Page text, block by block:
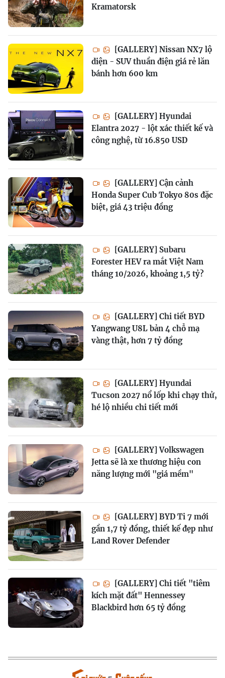
Kramatorsk
[GALLERY] Nissan NX7 lộ
diện - SUV thuần điện giá rẻ lăn
bánh hơn 600 km
[GALLERY] Hyundai
Elantra 2027 - lột xác thiết kế và
công nghệ, từ 16.850 USD
[GALLERY] Cận cảnh
Honda Super Cub Tokyo 80s đặc
biệt, giá 43 triệu đồng
[GALLERY] Subaru
Forester HEV ra mắt Việt Nam
tháng 10/2026, khoảng 1,5 tỷ?
[GALLERY] Chi tiết BYD
Yangwang U8L bản 4 chỗ mạ
vàng thật, hơn 7 tỷ đồng
[GALLERY] Hyundai
Tucson 2027 nổ lốp khi chạy thử,
hé lộ nhiều chi tiết mới
[GALLERY] Volkswagen
Jetta sẽ là xe thương hiệu con
năng lượng mới "giá mềm"
[GALLERY] BYD Ti 7 mới
gần 1,7 tỷ đồng, thiết kế đẹp như
Land Rover Defender
[GALLERY] Chi tiết "tiêm
kích mặt đất" Hennessey
Blackbird hơn 65 tỷ đồng